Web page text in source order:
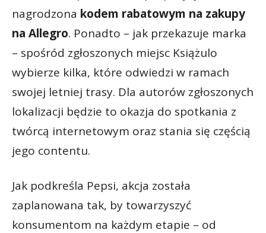
nagrodzona kodem rabatowym na zakupy
na Allegro. Ponadto – jak przekazuje marka
– spośród zgłoszonych miejsc Książulo
wybierze kilka, które odwiedzi w ramach
swojej letniej trasy. Dla autorów zgłoszonych
lokalizacji będzie to okazja do spotkania z
twórcą internetowym oraz stania się częścią
jego contentu.
Jak podkreśla Pepsi, akcja została
zaplanowana tak, by towarzyszyć
konsumentom na każdym etapie – od